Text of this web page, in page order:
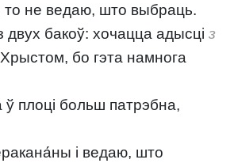
то не ведаю, што выбраць.
двух бакоў: хочацца адысці з
бо гэта намнога
ў плоці больш патрэбна,
і ведаю, што